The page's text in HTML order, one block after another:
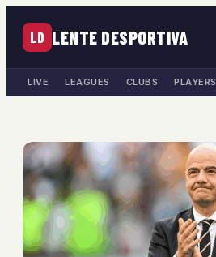
LD LENTE DESPORTIVA
LIVE LEAGUES CLUBS PLAYERS